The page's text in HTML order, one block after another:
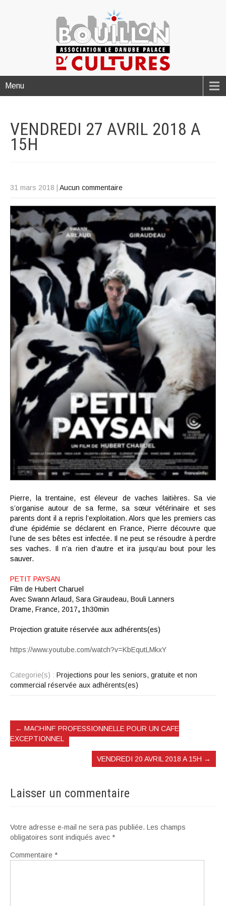
Menu
VENDREDI 27 AVRIL 2018 A
15H
31 mars 2018 Aucun commentaire
Pierre, la trentaine, est éleveur de vaches laitières. Sa vie
s’organise autour de sa ferme, sa sœur vétérinaire et ses
parents dont il a repris l’exploitation. Alors que les premiers cas
d’une épidémie se déclarent en France, Pierre découvre que
l’une de ses bêtes est infectée. Il ne peut se résoudre à perdre
ses vaches. Il n’a rien d’autre et ira jusqu’au bout pour les
sauver.
PETIT PAYSAN
Film de Hubert Charuel
Avec Swann Arlaud, Sara Giraudeau, Bouli Lanners
Drame, France, 2017, 1h30min
Projection gratuite réservée aux adhérents(es)
https://www.youtube.com/watch?v=KbEqutLMkxY
Categorie(s) : Projections pour les seniors, gratuite et non
commercial réservée aux adhérents(es)
← MACHINE PROFESSIONNELLE POUR UN CAFE
EXCEPTIONNEL
VENDREDI 20 AVRIL 2018 A 15H →
Laisser un commentaire
Votre adresse e-mail ne sera pas publiée. Les champs
obligatoires sont indiqués avec *
Commentaire *